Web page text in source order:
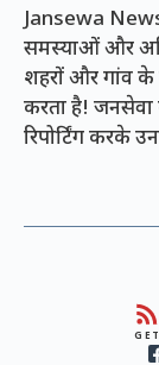
Jansewa
समस्याओं और
शहरों और गांव
करता है! जनसेवा
रिपोर्टिंग करके